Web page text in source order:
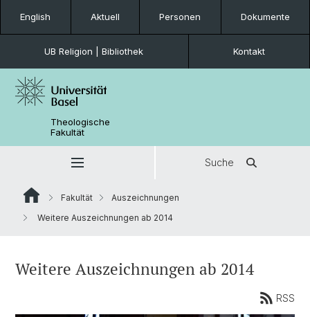
English Aktuell Personen Dokumente
UB Religion | Bibliothek Kontakt
Theologische
Fakultät
Suche
Fakultät
Auszeichnungen
Weitere Auszeichnungen ab 2014
Weitere Auszeichnungen ab 2014
RSS